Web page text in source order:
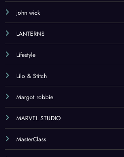
john wick
LANTERNS
Lifestyle
Lilo & Stitch
Margot robbie
MARVEL STUDIO
MasterClass